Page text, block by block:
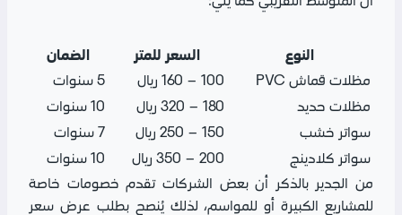
النوع السعر للمتر الضمان
مظلات قماش PVC 100 – 160 ريال
5 سنوات
مظلات حديد
180 – 320 ريال
10 سنوات
سواتر خشب
150 – 250 ريال
7 سنوات
سواتر كلادينج
200 – 350 ريال
10 سنوات
من الجدير بالذكر أن بعض الشركات تقدم خصومات خاصة
للمشاريع الكبيرة أو للمواسم، لذلك يُنصح بطلب عرض سعر